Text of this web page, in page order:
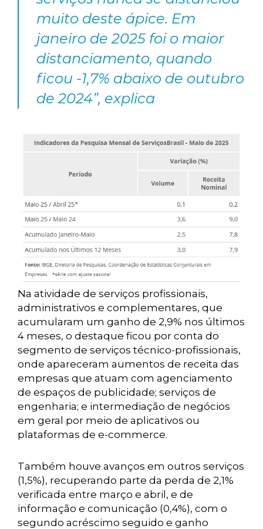
muito deste ápice. Em
janeiro de 2025 foi o maior
distanciamento, quando
ficou -1,7% abaixo de outubro
de 2024”, explica
Na atividade de serviços profissionais,
administrativos e complementares, que
acumularam um ganho de 2,9% nos últimos
4 meses, o destaque ficou por conta do
segmento de serviços técnico-profissionais,
onde apareceram aumentos de receita das
empresas que atuam com agenciamento
de espaços de publicidade; serviços de
engenharia; e intermediação de negócios
em geral por meio de aplicativos ou
plataformas de e-commerce.
Também houve avanços em outros serviços
(1,5%), recuperando parte da perda de 2,1%
verificada entre março e abril, e de
informação e comunicação (0,4%), com o
segundo acréscimo seguido e ganho